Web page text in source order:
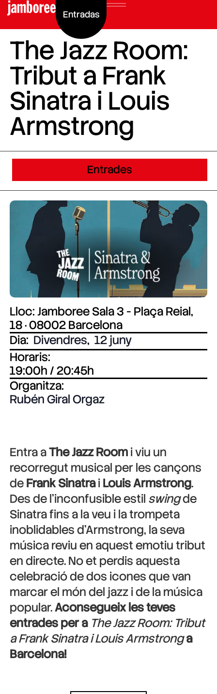
Entradas
The Jazz Room:
Tribut a Frank
Sinatra i Louis
Armstrong
Entrades
Lloc: Jamboree Sala 3 - Plaça Reial,
18 · 08002 Barcelona
Dia: Divendres, 12 juny
Horaris:
19:00h / 20:45h
Organitza:
Rubén Giral Orgaz
Entra aThe Jazz Roomi viu un
recorregut musical per les cançons
deFrank SinatraiLouis Armstrong.
Des de l’inconfusible estil swingde
Sinatra fins a la veu i la trompeta
inoblidables d’Armstrong, la seva
música reviu en aquest emotiu tribut
en directe. No et perdis aquesta
celebració de dos icones que van
marcar el món del jazz i de la música
popular.Aconsegueix les teves
entrades per a The Jazz Room: Tribut
a Frank Sinatra i Louis Armstronga
Barcelona!